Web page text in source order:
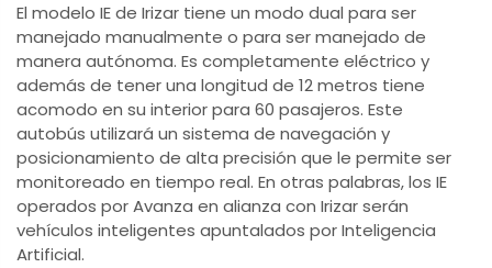
El modelo IE de Irizar tiene un modo dual para ser
manejado manualmente o para ser manejado de
manera autónoma. Es completamente eléctrico y
además de tener una longitud de 12 metros tiene
acomodo en su interior para 60 pasajeros. Este
autobús utilizará un sistema de navegación y
posicionamiento de alta precisión que le permite ser
monitoreado en tiempo real. En otras palabras, los IE
operados por Avanza en alianza con Irizar serán
vehículos inteligentes apuntalados por Inteligencia
Artificial.